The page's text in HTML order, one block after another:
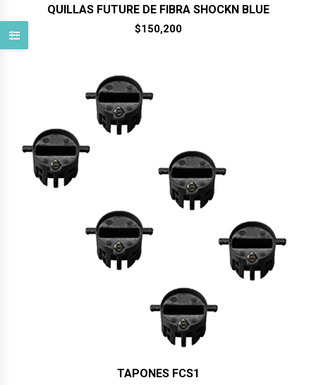
QUILLAS FUTURE DE FIBRA SHOCKN BLUE
$150,200
TAPONES FCS1